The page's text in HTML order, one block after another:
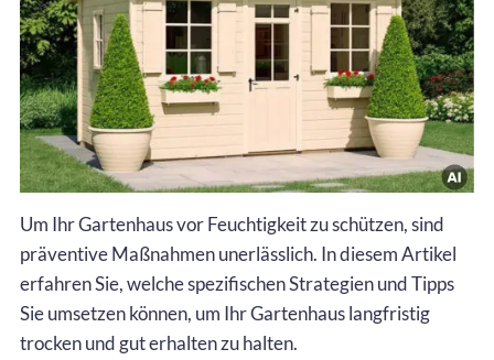
Um Ihr Gartenhaus vor Feuchtigkeit zu schützen, sind
präventive Maßnahmen unerlässlich. In diesem Artikel
erfahren Sie, welche spezifischen Strategien und Tipps
Sie umsetzen können, um Ihr Gartenhaus langfristig
trocken und gut erhalten zu halten.